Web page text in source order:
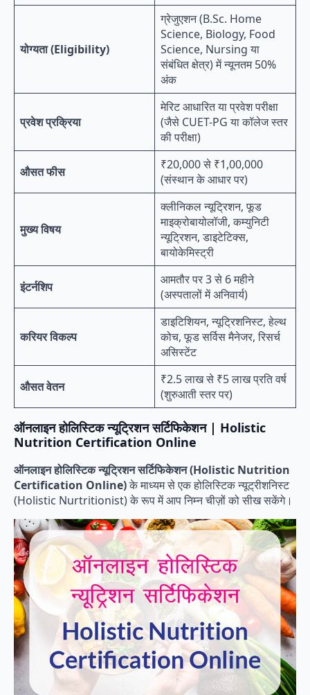
योग्यता (Eligibility)
ग्रेजुएशन (B.Sc. Home
Science, Biology, Food
Science, Nursing या
संबंधित क्षेत्र) में न्यूनतम 50%
अंक
प्रवेश प्रक्रिया
मेरिट आधारित या प्रवेश परीक्षा
(जैसे CUET-PG या कॉलेज स्तर
की परीक्षा)
औसत फीस
₹20,000 से ₹1,00,000
(संस्थान के आधार पर)
मुख्य विषय
क्लीनिकल न्यूट्रिशन, फूड
माइक्रोबायोलॉजी, कम्युनिटी
न्यूट्रिशन, डाइटेटिक्स,
बायोकेमिस्ट्री
इंटर्नशिप
आमतौर पर 3 से 6 महीने
(अस्पतालों में अनिवार्य)
करियर विकल्प
डाइटिशियन, न्यूट्रिशनिस्ट, हेल्थ
कोच, फूड सर्विस मैनेजर, रिसर्च
असिस्टेंट
औसत वेतन
₹2.5 लाख से ₹5 लाख प्रति वर्ष
(शुरुआती स्तर पर)
ऑनलाइन होलिस्टिक न्यूट्रिशन सर्टिफिकेशन | Holistic
Nutrition Certification Online
ऑनलाइन होलिस्टिक न्यूट्रिशन सर्टिफिकेशन (Holistic Nutrition
Certification Online)के माध्यम से एक होलिस्टिक न्यूट्रीशनिस्ट
(Holistic Nurtritionist) के रूप में आप निम्न चीज़ों को सीख सकेंगे।